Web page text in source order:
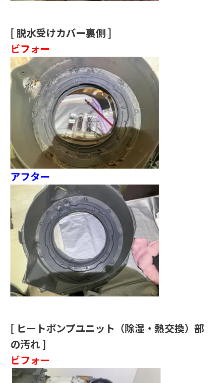
[ 脱水受けカバー裏側 ]
ビフォー
アフター
[ ヒートポンプユニット（除湿・熱交換）部
の汚れ ]
ビフォー